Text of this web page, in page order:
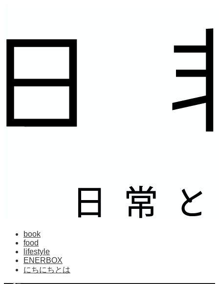
book
food
lifestyle
ENERBOX
にちにちとは